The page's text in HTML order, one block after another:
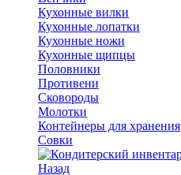
Кухонные вилки
Кухонные лопатки
Кухонные ножи
Кухонные щипцы
Половники
Противени
Сковороды
Молотки
Контейнеры для хранения
Совки
Назад